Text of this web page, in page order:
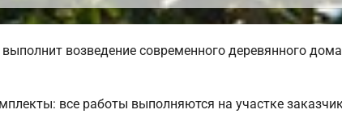
возведение современного деревянного
все работы выполняются на участке